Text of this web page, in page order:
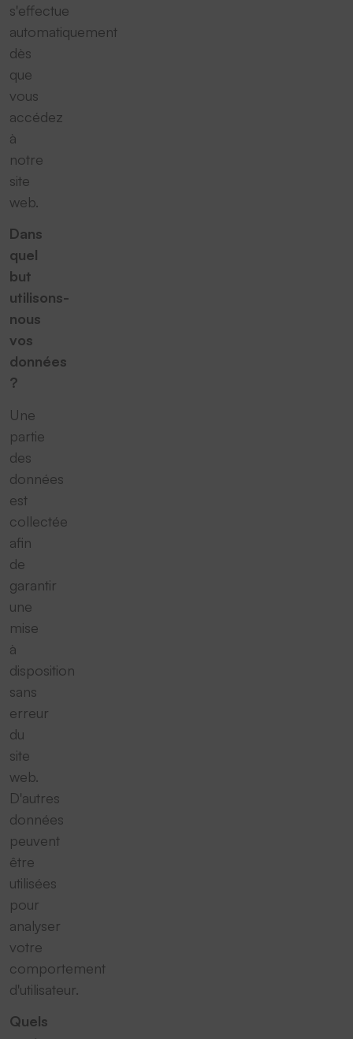
s'effectue
automatiquement
dès
que
vous
accédez
à
notre
site
web.
Dans
quel
but
utilisons-
nous
vos
données
?
Une
partie
des
données
est
collectée
afin
de
garantir
une
mise
à
disposition
sans
erreur
du
site
web.
D'autres
données
peuvent
être
utilisées
pour
analyser
votre
comportement
d'utilisateur.
Quels